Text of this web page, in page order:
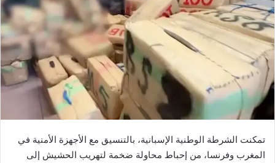
تمكنت الشرطة الوطنية الإسبانية، بالتنسيق مع الأجهزة الأمنية في
المغرب وفرنسا، من إحباط محاولة ضخمة لتهريب الحشيش إلى